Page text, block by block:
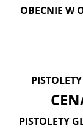
OBECNIE W
PISTOLETY